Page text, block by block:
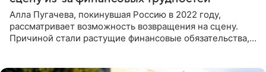
Алла Пугачева, покинувшая Россию в 2022 году,
рассматривает возможность возвращения на сцену.
Причиной стали растущие финансовые обязательства,